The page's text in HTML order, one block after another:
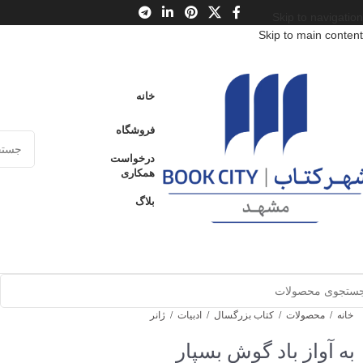
Skip to main content
خانه
فروشگاه
درخواست
همکاری
بلاگ
خانه / محصولات / کتاب بزرگسال / ادبیات / ژانر
به آواز باد گوش بسپار